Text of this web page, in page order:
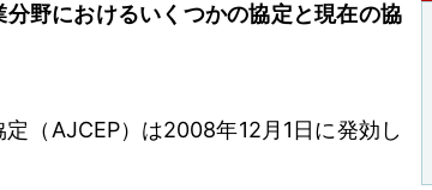
野におけるいくつかの協定と現在の協
（ AJCEP）は2008年12 月 1 日に発効し